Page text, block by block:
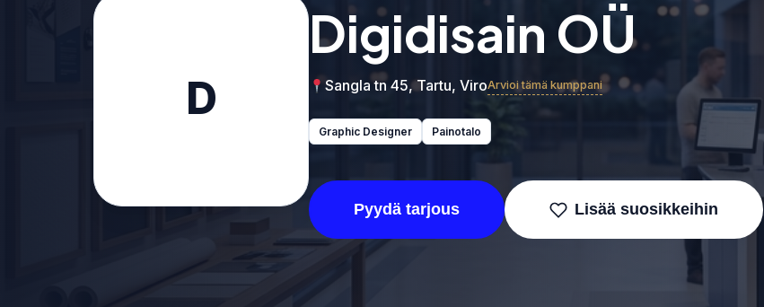
D
Digidisain OÜ
Sangla tn 45, Tartu, ViroArvioi tämä kumppani
Graphic Designer Painotalo
Pyydä tarjous Lisää suosikkeihin